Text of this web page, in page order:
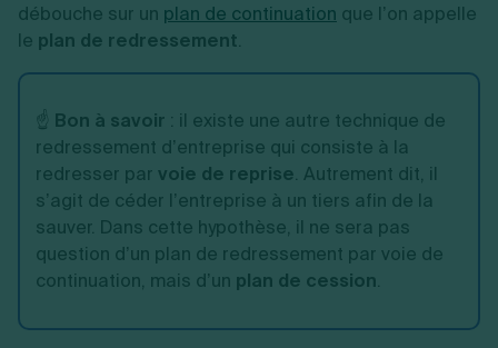
débouche sur un plan de continuation que l’on appelle
le plan de redressement.
☝️ Bon à savoir : il existe une autre technique de
redressement d’entreprise qui consiste à la
redresser par voie de reprise. Autrement dit, il
s’agit de céder l’entreprise à un tiers afin de la
sauver. Dans cette hypothèse, il ne sera pas
question d’un plan de redressement par voie de
continuation, mais d’un plan de cession.